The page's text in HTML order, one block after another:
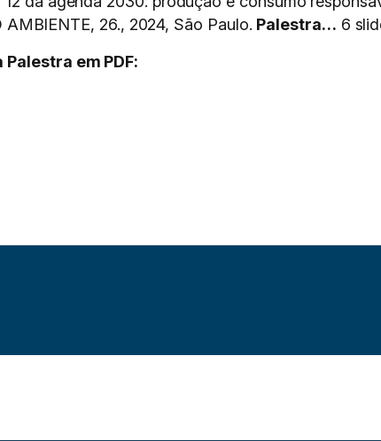
AMBIENTE, 26., 2024, São Paulo. Palestra… 6
em PDF: